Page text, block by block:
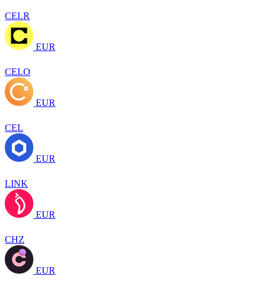
CELR
EUR
CELO
EUR
CEL
EUR
LINK
EUR
CHZ
EUR